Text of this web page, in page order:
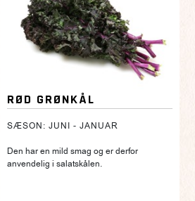
RØD GRØNKÅL
SÆSON: JUNI - JANUAR
Den har en mild smag og er derfor
anvendelig i salatskålen.